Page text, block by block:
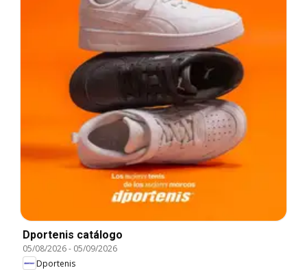
Dportenis catálogo
05/08/2026- 05/09/2026
Dportenis